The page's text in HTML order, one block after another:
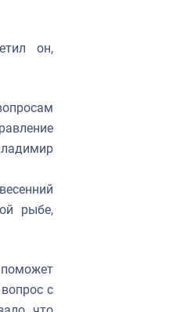
он,
рыбе,
с